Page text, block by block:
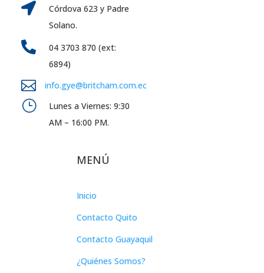

Córdova 623 y Padre
Solano.

04 3703 870 (ext:
6894)
 info.gye@britcham.com.ec
}
Lunes a Viernes: 9:30
AM – 16:00 PM.
MENÚ
Inicio
Contacto Quito
Contacto Guayaquil
¿Quiénes Somos?